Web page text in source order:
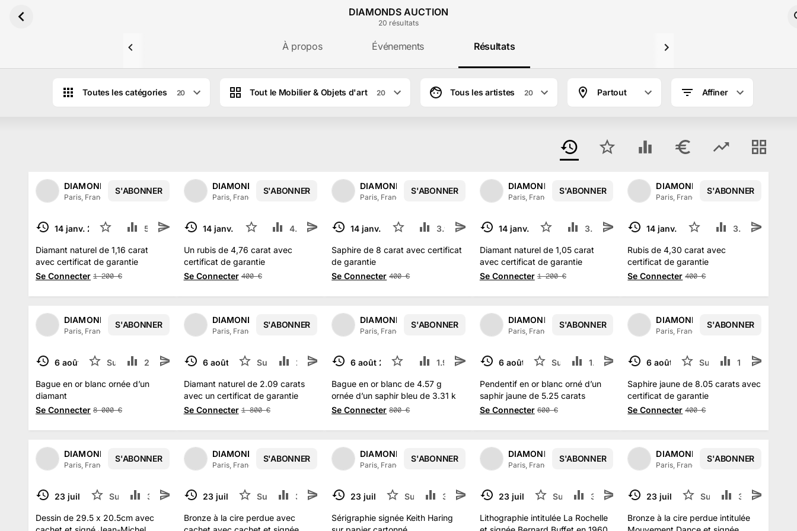
DIAMONDS AUCTION
20 résultats
À propos Événements Résultats
Toutes les catégories 20 Tout le Mobilier & Objets d'art 20 Tous les artistes 20 Partout Affiner
DIAMONDS AUCTION
Paris, France 14 abonné s
S'ABONNER
TERMINÉ14 janv. 2024 5 k
Diamant naturel de 1,16 carat
avec certificat de garantie
Se Connecter 1 200 €
DIAMONDS AUCTION
Paris, France 14 abonné s
S'ABONNER
TERMINÉ14 janv. 2024 4.1 k
Un rubis de 4,76 carat avec
certificat de garantie
Se Connecter 400 €
DIAMONDS AUCTION
Paris, France 14 abonné s
S'ABONNER
TERMINÉ14 janv. 2024 3.9 k
Saphire de 8 carat avec certificat
de garantie
Se Connecter 400 €
DIAMONDS AUCTION
Paris, France 14 abonné s
S'ABONNER
TERMINÉ14 janv. 2024 3.9 k
Diamant naturel de 1,05 carat
avec certificat de garantie
Se Connecter 1 200 €
DIAMONDS AUCTION
Paris, France 14 abonné s
S'ABONNER
TERMINÉ14 janv. 2024 3.7 k
Rubis de 4,30 carat avec
certificat de garantie
Se Connecter 400 €
DIAMONDS AUCTION
Paris, France 14 abonné s
S'ABONNER
TERMINÉ6 août 2023 Suivre 2.4 k
Bague en or blanc ornée d’un
diamant
Se Connecter 8 000 €
DIAMONDS AUCTION
Paris, France 14 abonné s
S'ABONNER
TERMINÉ6 août 2023 Suivre 2 k
Diamant naturel de 2.09 carats
avec un certificat de garantie
Se Connecter 1 800 €
DIAMONDS AUCTION
Paris, France 14 abonné s
S'ABONNER
TERMINÉ6 août 2023 1.9 k
Bague en or blanc de 4.57 g
ornée d’un saphir bleu de 3.31 k
Se Connecter 800 €
DIAMONDS AUCTION
Paris, France 14 abonné s
S'ABONNER
TERMINÉ6 août 2023 Suivre 1.9 k
Pendentif en or blanc orné d’un
saphir jaune de 5.25 carats
Se Connecter 600 €
DIAMONDS AUCTION
Paris, France 14 abonné s
S'ABONNER
TERMINÉ6 août 2023 Suivre 1.6 k
Saphire jaune de 8.05 carats avec
certificat de garantie
Se Connecter 400 €
DIAMONDS AUCTION
Paris, France 14 abonné s
S'ABONNER
TERMINÉ23 juil. 2023 Suivre 312
Dessin de 29.5 x 20.5cm avec
DIAMONDS AUCTION
Paris, France 14 abonné s
S'ABONNER
TERMINÉ23 juil. 2023 Suivre 314
Bronze à la cire perdue avec
DIAMONDS AUCTION
Paris, France 14 abonné s
S'ABONNER
TERMINÉ23 juil. 2023 Suivre 325
Sérigraphie signée Keith Haring
DIAMONDS AUCTION
Paris, France 14 abonné s
S'ABONNER
TERMINÉ23 juil. 2023 Suivre 326
Lithographie intitulée La Rochelle
DIAMONDS AUCTION
Paris, France 14 abonné s
S'ABONNER
TERMINÉ23 juil. 2023 Suivre 352
Bronze à la cire perdue intitulée